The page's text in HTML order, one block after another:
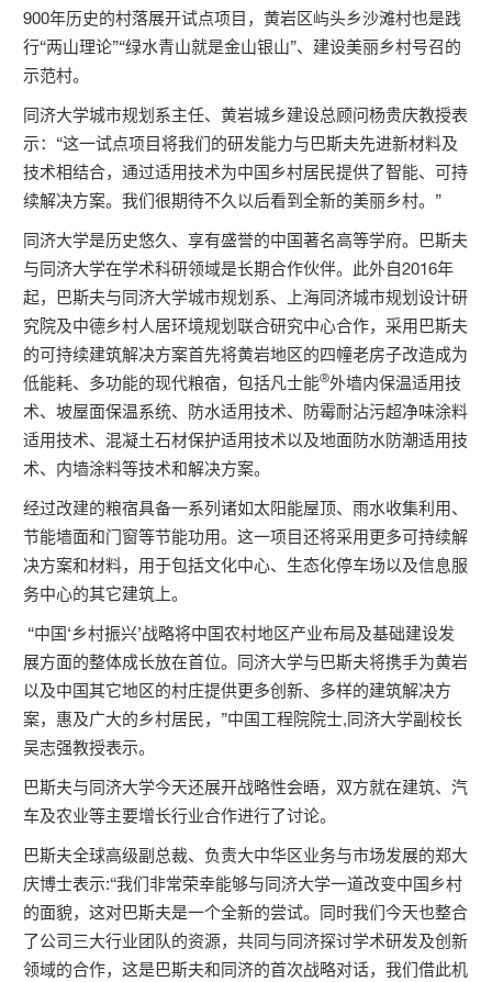
900年历史的村落展开试点项目，黄岩区屿头乡沙滩村也是践
行“两山理论”“绿水青山就是金山银山”、建设美丽乡村号召的
示范村。
同济大学城市规划系主任、黄岩城乡建设总顾问杨贵庆教授表
示：“这一试点项目将我们的研发能力与巴斯夫先进新材料及
技术相结合，通过适用技术为中国乡村居民提供了智能、可持
续解决方案。我们很期待不久以后看到全新的美丽乡村。”
同济大学是历史悠久、享有盛誉的中国著名高等学府。巴斯夫
与同济大学在学术科研领域是长期合作伙伴。此外自2016年
起，巴斯夫与同济大学城市规划系、上海同济城市规划设计研
究院及中德乡村人居环境规划联合研究中心合作，采用巴斯夫
的可持续建筑解决方案首先将黄岩地区的四幢老房子改造成为
低能耗、多功能的现代粮宿，包括凡士能®外墙内保温适用技
术、坡屋面保温系统、防水适用技术、防霉耐沾污超净味涂料
适用技术、混凝土石材保护适用技术以及地面防水防潮适用技
术、内墙涂料等技术和解决方案。
经过改建的粮宿具备一系列诸如太阳能屋顶、雨水收集利用、
节能墙面和门窗等节能功用。这一项目还将采用更多可持续解
决方案和材料，用于包括文化中心、生态化停车场以及信息服
务中心的其它建筑上。
“中国‘乡村振兴’战略将中国农村地区产业布局及基础建设发
展方面的整体成长放在首位。同济大学与巴斯夫将携手为黄岩
以及中国其它地区的村庄提供更多创新、多样的建筑解决方
案，惠及广大的乡村居民，”中国工程院院士,同济大学副校长
吴志强教授表示。
巴斯夫与同济大学今天还展开战略性会晤，双方就在建筑、汽
车及农业等主要增长行业合作进行了讨论。
巴斯夫全球高级副总裁、负责大中华区业务与市场发展的郑大
庆博士表示:“我们非常荣幸能够与同济大学一道改变中国乡村
的面貌，这对巴斯夫是一个全新的尝试。同时我们今天也整合
了公司三大行业团队的资源，共同与同济探讨学术研发及创新
领域的合作，这是巴斯夫和同济的首次战略对话，我们借此机